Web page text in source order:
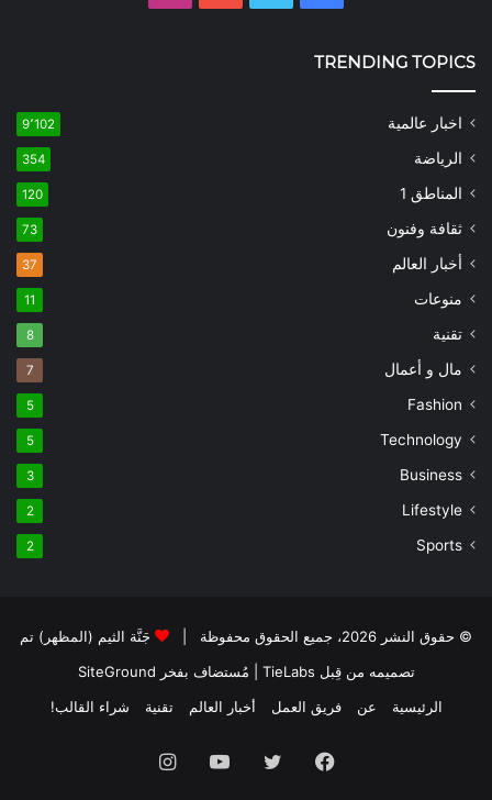
TRENDING TOPICS
اخبار عالمية 9٬102
الرياضة 354
المناطق 1 120
ثقافة وفنون 73
أخبار العالم 37
منوعات 11
تقنية 8
مال و أعمال 7
Fashion
5
Technology
5
Business
3
Lifestyle
2
Sports
2
© حقوق النشر 2026، جميع الحقوق محفوظة |
جَنَّة الثيم (المظهر) تم
تصميمه من قِبل TieLabs
| مُستضاف بفخر SiteGround
الرئيسية
عن فريق العمل أخبار العالم تقنية شراء القالب!
فيسبوك تويتر يوتيوب